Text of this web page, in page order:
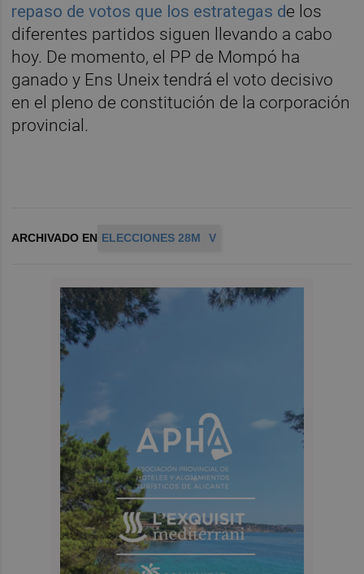
repaso de votos que los estrategas de los
diferentes partidos siguen llevando a cabo
hoy. De momento, el PP de Mompó ha
ganado y Ens Uneix tendrá el voto decisivo
en el pleno de constitución de la corporación
provincial.
ARCHIVADO EN ELECCIONES 28M V